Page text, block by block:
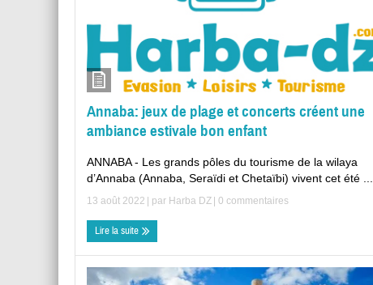
Annaba: jeux de plage et concerts créent une
ambiance estivale bon enfant
ANNABA - Les grands pôles du tourisme de la wilaya
d’Annaba (Annaba, Seraïdi et Chetaïbi) vivent cet été ...
13 août 2022 | par Harba DZ | 0 commentaires
Lire la suite